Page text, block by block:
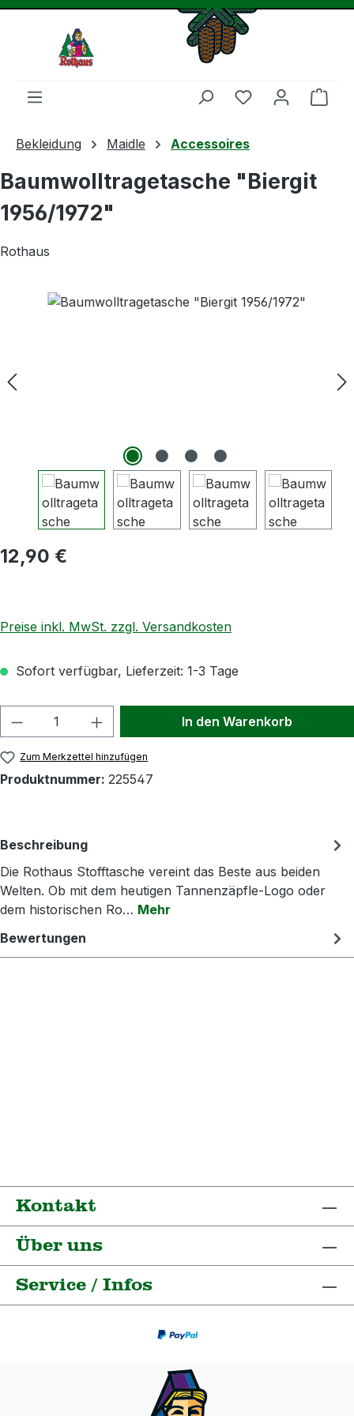
Du hast 0
Bekleidung Maidle Accessoires
Baumwolltragetasche "Biergit
1956/1972"
Rothaus
Bildergalerie überspringen
Regulärer Preis:
12,90 €
Preise inkl. MwSt. zzgl. Versandkosten
Sofort verfügbar, Lieferzeit: 1-3 Tage
Produkt Anzahl: Gib den gewünschten
In den Warenkorb
Zum Merkzettel hinzufügen
Produktnummer: 225547
Beschreibung
Die Rothaus Stofftasche vereint das Beste aus beiden
Welten. Ob mit dem heutigen Tannenzäpfle‑Logo oder
dem historischen Ro… Mehr
Bewertungen
Kontakt
Über uns
Service / Infos